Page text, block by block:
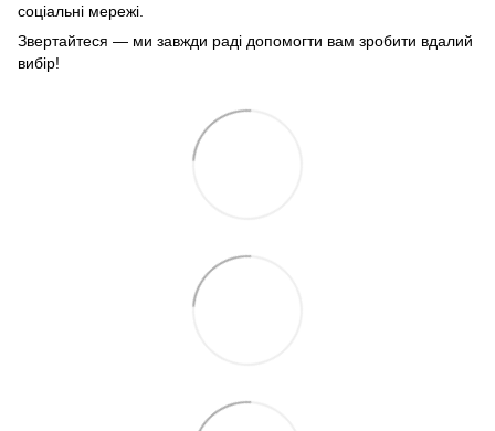
соціальні мережі.
Звертайтеся — ми завжди раді допомогти вам зробити вдалий
вибір!